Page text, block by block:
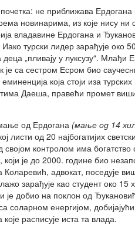
не приближава
новинарима, из које нису ни
владавине Ердогана и
турски лидер зарађује око
деца „пливају у луксузу“. Млађи
са сестром Есром био
која стоји иза
Даеша, правећи промет
од Ердогана (мање од 14
листи од 20 најбогатијих
контролом има
је до 2000. године био
адвокат, поседује
зарађује као студент око
је добио на поклон од
соларном енергијом,
расписује иста та влада.